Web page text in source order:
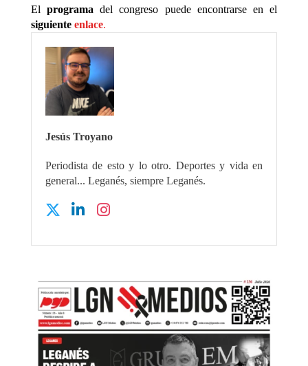
El programa del congreso puede encontrarse en el
siguiente enlace.
Jesús Troyano
Periodista de esto y lo otro. Deportes y vida en
general... Leganés, siempre Leganés.